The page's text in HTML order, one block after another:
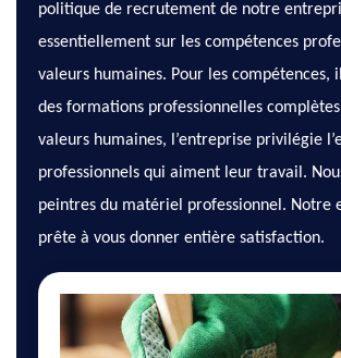
politique de recrutement de notre
essentiellement sur les compétences
valeurs humaines. Pour les compétences,
des formations professionnelles
valeurs humaines, l’entreprise privilégie
professionnels qui aiment leur travail.
peintres du matériel professionnel. Notre
prête à vous donner entière satisfaction.